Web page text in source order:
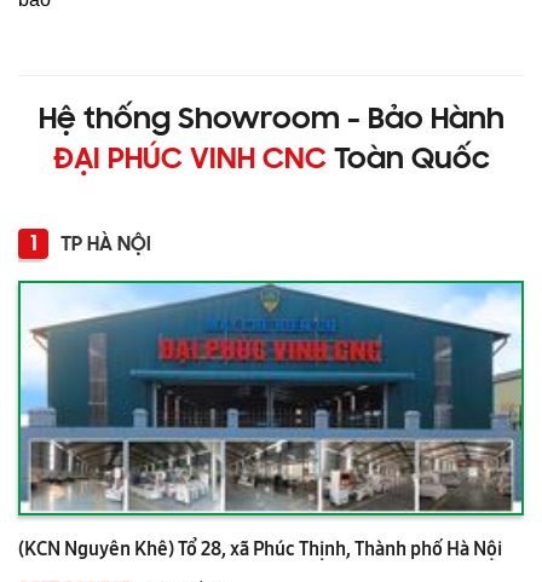
Hệ thống Showroom - Bảo Hành
ĐẠI PHÚC VINH CNCToàn Quốc
1 TP HÀ NỘI
(KCN Nguyên Khê) Tổ 28, xã Phúc Thịnh, Thành phố Hà Nội